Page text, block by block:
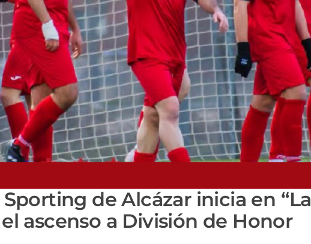
de Alcázar inicia en “La
ascenso a División de Honor